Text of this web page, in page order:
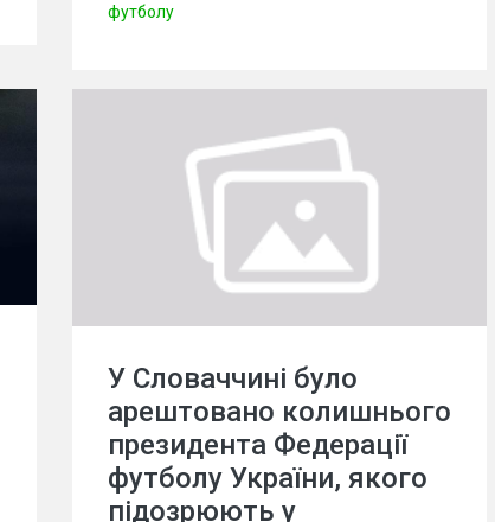
футболу
У Словаччині було
арештовано колишнього
президента Федерації
футболу України, якого
підозрюють у